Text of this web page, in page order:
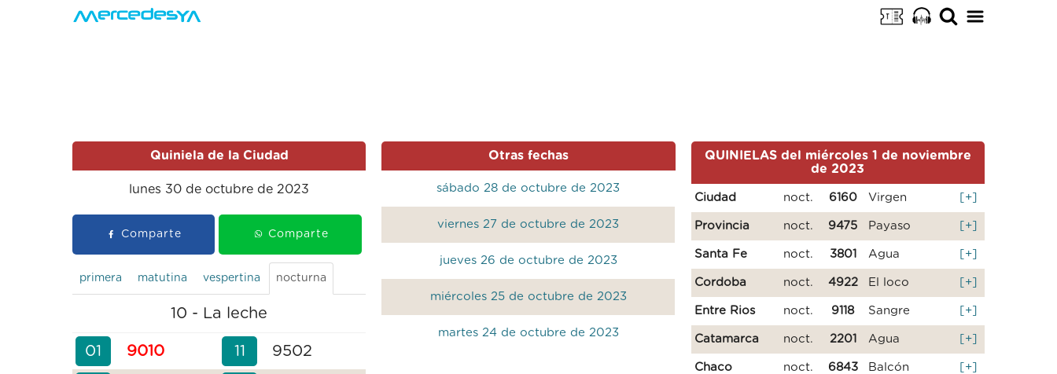
Quiniela de la Ciudad
lunes 30 de octubre de 2023
Comparte Comparte
primera matutina vespertina nocturna
10 - La leche
01 9010 11 9502
Otras fechas
sábado 28 de octubre de 2023
viernes 27 de octubre de 2023
jueves 26 de octubre de 2023
miércoles 25 de octubre de 2023
martes 24 de octubre de 2023
QUINIELAS del miércoles 1 de noviembre
de 2023
Ciudad noct. 6160 Virgen [+]
Provincia noct. 9475 Payaso [+]
Santa Fe noct. 3801 Agua [+]
Cordoba noct. 4922 El loco [+]
Entre Rios noct. 9118 Sangre [+]
Catamarca noct. 2201 Agua [+]
Chaco noct. 6843 Balcón [+]